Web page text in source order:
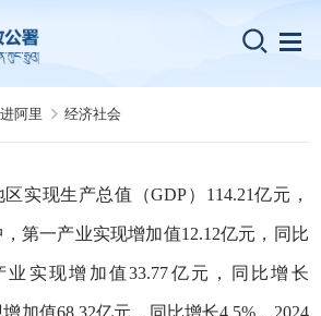
阿里 经济社会
实现生产总值（GDP）114.21亿元，
第一产业实现增加值12.12亿元，同比
业实现增加值33.77亿元，同比增长
加值68.32亿元，同比增长4.5%。2024